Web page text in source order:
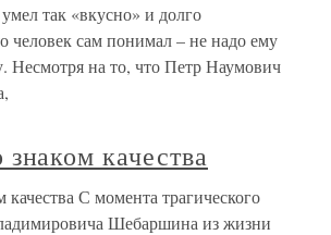
так «вкусно» и долго
человек сам понимал – не надо ему
Несмотря на то, что Петр Наумович
качества
качества С момента трагического
Шебаршина из жизни